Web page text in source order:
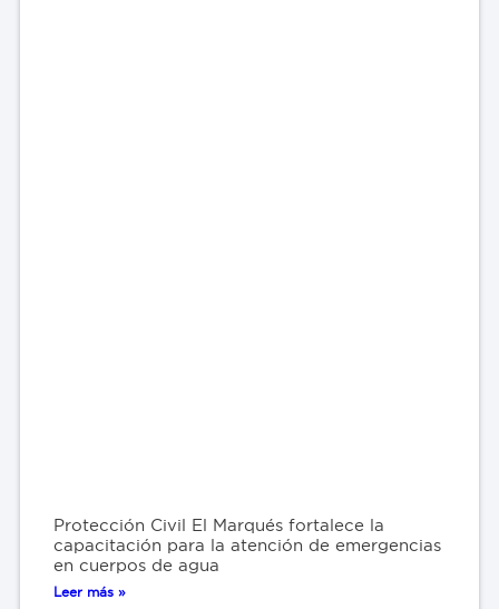
Protección Civil El Marqués fortalece la
capacitación para la atención de emergencias
en cuerpos de agua
Leer más »